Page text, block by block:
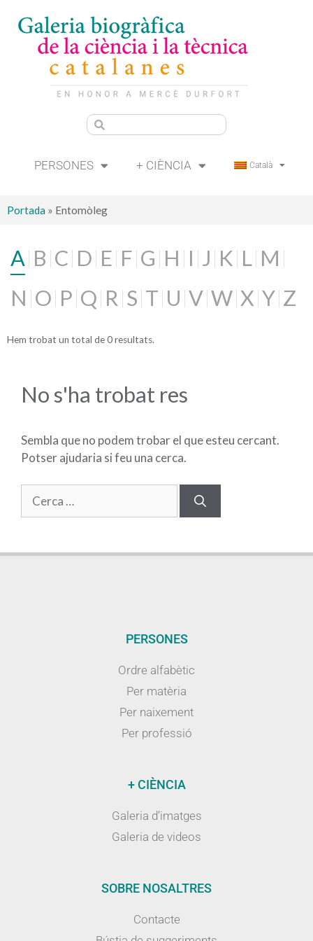
PERSONES + CIÈNCIA Català
Portada » Entomòleg
A B C D E F G H I J K L M
N O P Q R S T U V W X Y Z
Hem trobat un total de 0 resultats.
No s'ha trobat res
Sembla que no podem trobar el que esteu cercant.
Potser ajudaria si feu una cerca.
PERSONES
Ordre alfabètic
Per matèria
Per naixement
Per professió
+ CIÈNCIA
Galeria d’imatges
Galeria de videos
SOBRE NOSALTRES
Contacte